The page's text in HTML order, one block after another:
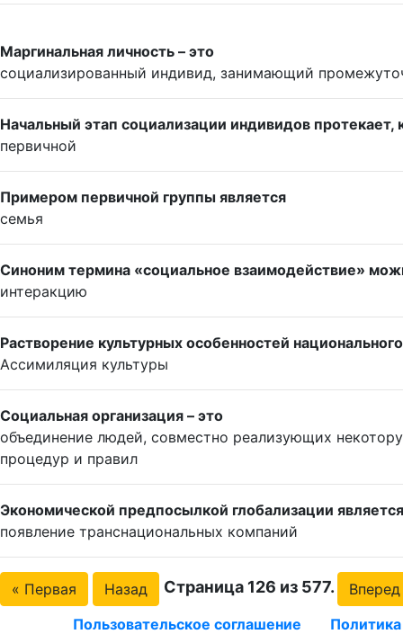
Маргинальная личность – это
социализированный индивид, занимающий
Начальный этап социализации индивидов протекает,
первичной
Примером первичной группы является
семья
Синоним термина «социальное взаимодействие»
интеракцию
Растворение культурных особенностей
Ассимиляция культуры
Социальная организация – это
объединение людей, совместно реализующих
процедур и правил
Экономической предпосылкой глобализации является
появление транснациональных компаний
« Первая Назад Страница 126 из 577.
Вперед
Пользовательское соглашение